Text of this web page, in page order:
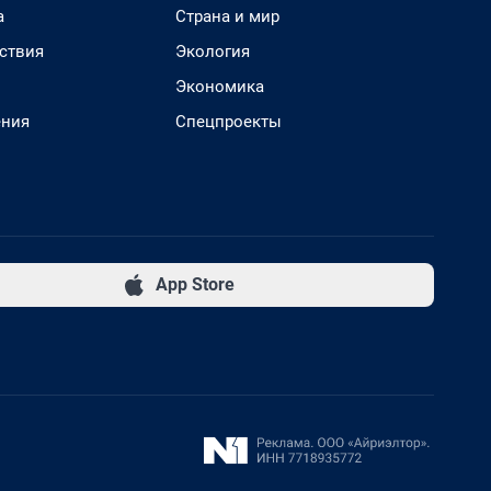
Страна и мир
Экология
Экономика
Спецпроекты
App Store